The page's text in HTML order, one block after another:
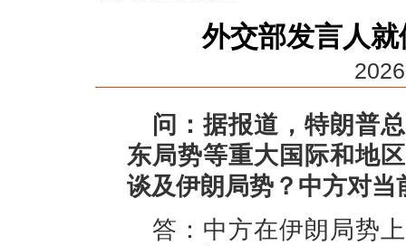
外交部发言人
问：据报道，特朗普
东局势等重大国际和地
谈及伊朗局势？中方对
答：中方在伊朗局势